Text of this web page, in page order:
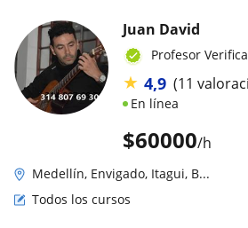
$60000/h
Juan David
Profesor
★ 4,9 (11
En línea
Medellín, Envigado, Itagui, B...
Todos los cursos